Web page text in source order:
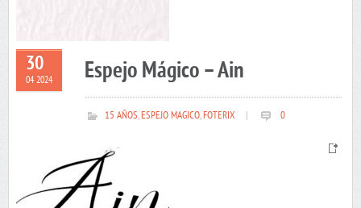
30
04 2024 Espejo Mágico – Ain
15 AÑOS,ESPEJO MAGICO,FOTERIX 0